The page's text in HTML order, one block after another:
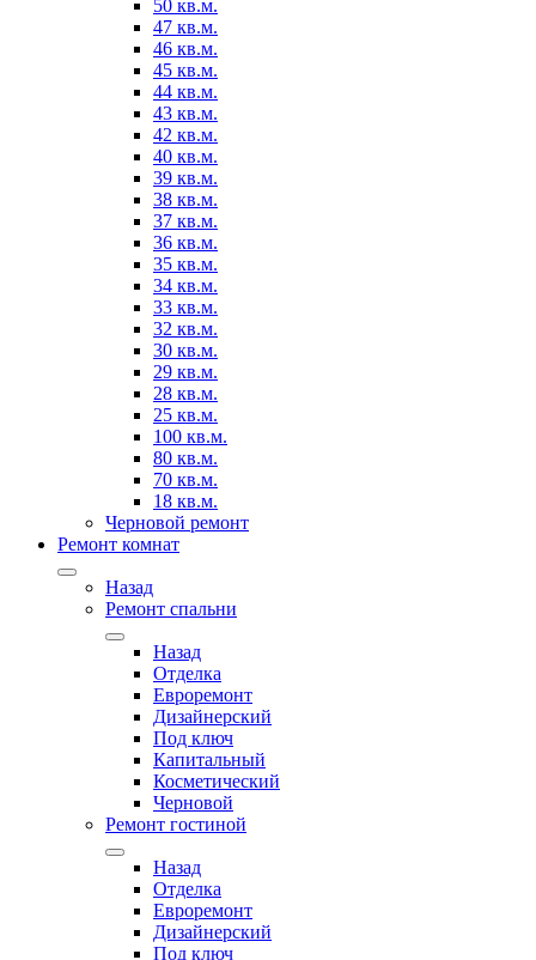
50 кв.м.
47 кв.м.
46 кв.м.
45 кв.м.
44 кв.м.
43 кв.м.
42 кв.м.
40 кв.м.
39 кв.м.
38 кв.м.
37 кв.м.
36 кв.м.
35 кв.м.
34 кв.м.
33 кв.м.
32 кв.м.
30 кв.м.
29 кв.м.
28 кв.м.
25 кв.м.
100 кв.м.
80 кв.м.
70 кв.м.
18 кв.м.
Черновой ремонт
Ремонт комнат
Назад
Ремонт спальни
Назад
Отделка
Евроремонт
Дизайнерский
Под ключ
Капитальный
Косметический
Черновой
Ремонт гостиной
Назад
Отделка
Евроремонт
Дизайнерский
Под ключ